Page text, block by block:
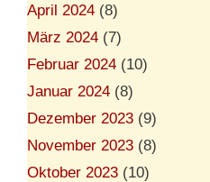
April 2024 (8)
März 2024 (7)
Februar 2024 (10)
Januar 2024 (8)
Dezember 2023 (9)
November 2023 (8)
Oktober 2023 (10)